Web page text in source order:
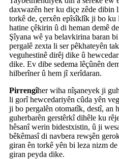
daxwazên her ku diçe zêde dibin
torkê de, çerxên epîsîklîk ji bo ku
hatine çêkirin û di heman demê
Şîyana wê ya belavkirina baran
pergalê zexta li ser pêkhateyên
veguhestinê dirêj dike û
dike. Ev dibe sedema lêçûnên
hilberîner û hem jî xerîdaran.
Pirrengîher wiha nîşaneyek ji
li gorî hewcedariyên cûda yên
ji bo pergalên otomatîk, destî, an
guherbarên gerstêrkî dihêle ku
hêsanî werin bidestxistin, û ji
bêkêmasî di navbera rewşên
giran ên torkê yên bi leza nizm
giran peyda dike.